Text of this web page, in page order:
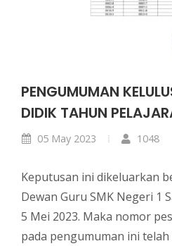
PENGUMUMAN
DIDIK TAHUN
05 May 2023 1048
Keputusan ini dikeluarkan
Dewan Guru SMK Negeri 1
5 Mei 2023. Maka nomor
pada pengumuman ini telah